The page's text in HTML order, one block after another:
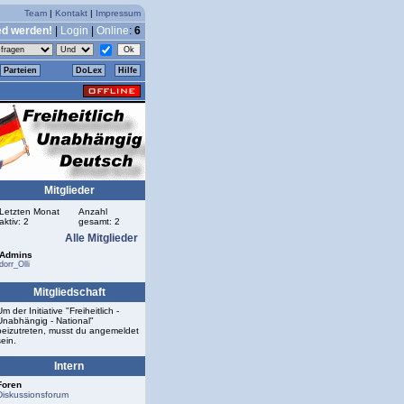
Team | Kontakt | Impressum
werden! Login Online: 6
Parteien DoLex Hilfe
Mitglieder
Letzten Monat
aktiv: 2
Anzahl
gesamt: 2
Alle Mitglieder
Admins
dorr_Olli
Mitgliedschaft
der Initiative "Freiheitlich -
- National"
musst du angemeldet
Intern